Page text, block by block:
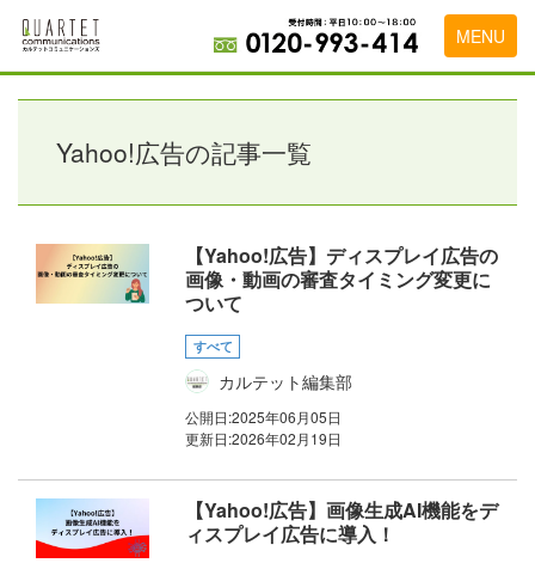
MENU
トップページ
料金表
初めて導入をお考えの方
代理店の乗り換えをお考えの方
広告代理店・HP制作会社様へ
お申し込みから運用開始までの流れ
お問い合わせ
Yahoo!広告の記事一覧
【Yahoo!広告】ディスプレイ広告の
画像・動画の審査タイミング変更に
ついて
すべて
カルテット編集部
公開日:2025年06月05日
更新日:2026年02月19日
【Yahoo!広告】画像生成AI機能をデ
ィスプレイ広告に導入！